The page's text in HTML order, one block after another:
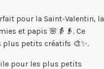
pour la Saint-Valentin, la
et papis 🌸👵👴. Ce
petits créatifs 🎨✨.
pour les plus petits